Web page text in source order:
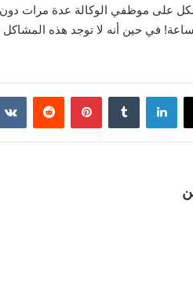
على موظفي الوكالة عدة مرات
في حين أنه لا توجد هذه
لينكدإن بينتيريست